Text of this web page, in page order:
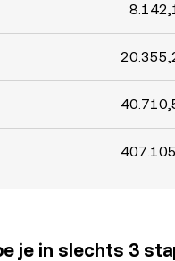
je in slechts 3